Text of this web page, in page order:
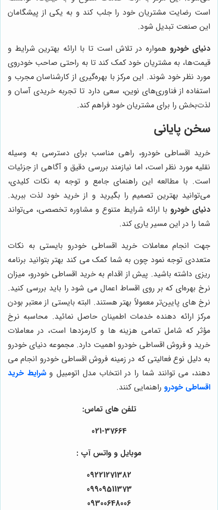
است رضایت مشتریان خود را جلب کند و به یکی از پیشگامان
این صنعت تبدیل شود.
دنیای خودرو همواره در تلاش است تا با ارائه بهترین شرایط و
قیمت‌ها، به مشتریان خود کمک کند تا به راحتی صاحب خودروی
مورد نظر خود شوند. این مرکز با بهره‌گیری از کارشناسان مجرب و
استفاده از فناوری‌های نوین، سعی دارد تا تجربه خریدی آسان و
لذت‌بخش را برای مشتریان خود فراهم کند.
سخن پایانی
خرید اقساطی خودرو، راهی مناسب برای دسترسی به وسیله
نقلیه مورد نظر است، اما نیازمند بررسی دقیق و آگاهی از جزئیات
است. با مطالعه این راهنمای جامع و توجه به نکات کلیدی،
می‌توانید بهترین تصمیم را بگیرید و از خرید خود لذت ببرید.
دنیای خودرو با ارائه شرایط متنوع و مشاوره تخصصی، می‌تواند
شما را در این مسیر یاری کند.
جهت انجام معاملات خرید اقساطی خودرو بایستی به نکات
متعددی توجه نمود چون به شما کمک می کند بهتر بتوانید برنامه
ریزی داشته باشید. پیش از اقدام به خرید اقساطی خودرو، میزان
نرخ بهره‌ای که بر روی اقساط اعمال می شود را باید بررسی کنید.
نرخ های پایین‌تر معمولاً بهتر هستند. البته بایستی از معتبر بودن
مرکز ارائه دهنده خدمات اطمینان حاصل نمائید. محاسبه نرخ
مؤثر که شامل تمامی هزینه ها و کارمزدها است، در معاملات
خرید و فروش اقساطی خودرو اهمیت دارد. مجموعه دنیای خودرو
به دلیل نوع فعالیتی که در زمینه فروش اقساطی خودرو انجام می
دهند، می توانند شما را در انتخاب مدل اتومبیل وشرایط خرید
اقساطی خودرو راهنمایی کنند.
تلفن های تماس:
021-37664
موبایل و واتس آپ :
09221271382
09909511373
09300648006